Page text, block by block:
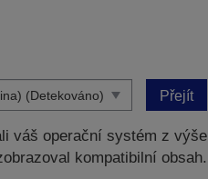
Přejít
váš operační systém z výše
kompatibilní obsah.